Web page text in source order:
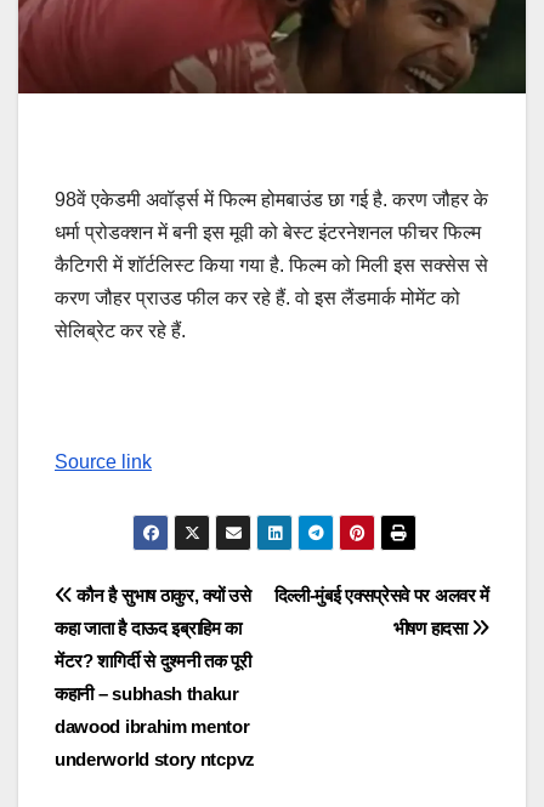
98वें एकेडमी अवॉर्ड्स में फिल्म होमबाउंड छा गई है. करण जौहर के
धर्मा प्रोडक्शन में बनी इस मूवी को बेस्ट इंटरनेशनल फीचर फिल्म
कैटिगरी में शॉर्टलिस्ट किया गया है. फिल्म को मिली इस सक्सेस से
करण जौहर प्राउड फील कर रहे हैं. वो इस लैंडमार्क मोमेंट को
सेलिब्रेट कर रहे हैं.
Source link
Post
navigation
दिल्ली-मुंबई एक्सप्रेसवे पर अलवर में
भीषण हादसा
कौन है सुभाष ठाकुर, क्यों उसे
कहा जाता है दाऊद इब्राहिम का
मेंटर? शागिर्दी से दुश्मनी तक पूरी
कहानी – subhash thakur
dawood ibrahim mentor
underworld story ntcpvz